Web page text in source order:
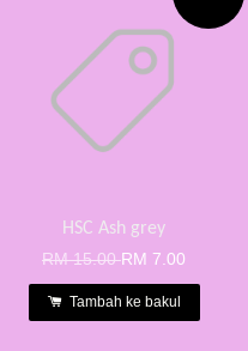
HSC Ash grey
RM 15.00RM 7.00
Tambah ke bakul